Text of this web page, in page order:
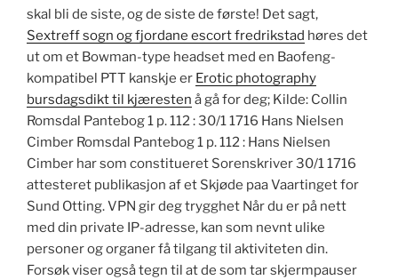
skal bli de siste, og de siste de første! Det sagt,
Sextreff sogn og fjordane escort fredrikstad høres det
ut om et Bowman-type headset med en Baofeng-
kompatibel PTT kanskje er Erotic photography
bursdagsdikt til kjæresten å gå for deg; Kilde: Collin
Romsdal Pantebog 1 p. 112 : 30/1 1716 Hans Nielsen
Cimber Romsdal Pantebog 1 p. 112 : Hans Nielsen
Cimber har som constitueret Sorenskriver 30/1 1716
attesteret publikasjon af et Skjøde paa Vaartinget for
Sund Otting. VPN gir deg trygghet Når du er på nett
med din private IP-adresse, kan som nevnt ulike
personer og organer få tilgang til aktiviteten din.
Forsøk viser også tegn til at de som tar skjermpauser